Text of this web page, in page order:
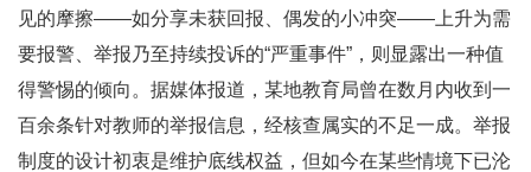
见的摩擦——如分享未获回报、偶发的小冲突——上升为需
要报警、举报乃至持续投诉的“严重事件”，则显露出一种值
得警惕的倾向。据媒体报道，某地教育局曾在数月内收到一
百余条针对教师的举报信息，经核查属实的不足一成。举报
制度的设计初衷是维护底线权益，但如今在某些情境下已沦